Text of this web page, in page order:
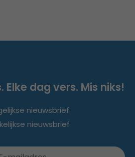
dag vers. Mis niks!
nieuwsbrief
nieuwsbrief